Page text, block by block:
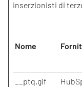
inserzionisti di
Nome
__ptq.gif